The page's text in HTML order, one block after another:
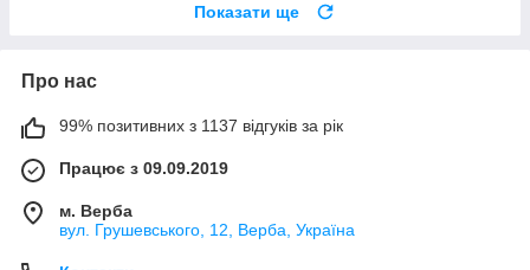
Показати ще
Про нас
99% позитивних з 1137 відгуків за рік
Працює з 09.09.2019
м. Верба
вул. Грушевського, 12, Верба, Україна